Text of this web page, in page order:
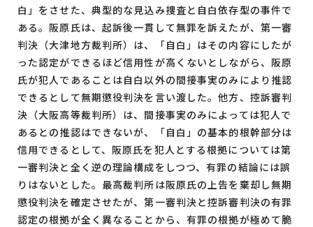
白」をさせた、典型的な見込み捜査と自白依存型の事件で
ある。阪原氏は、起訴後一貫して無罪を訴えたが、第一審
判決（大津地方裁判所）は、「自白」はその内容にしたが
った認定ができるほど信用性が高くないとしながら、阪原
氏が犯人であることは自白以外の間接事実のみにより推認
できるとして無期懲役判決を言い渡した。他方、控訴審判
決（大阪高等裁判所）は、間接事実のみによっては犯人で
あるとの推認はできないが、「自白」の基本的根幹部分は
信用できるとして、阪原氏を犯人とする根拠については第
一審判決と全く逆の理論構成をしつつ、有罪の結論には誤
りはないとした。最高裁判所は阪原氏の上告を棄却し無期
懲役判決を確定させたが、第一審判決と控訴審判決の有罪
認定の根拠が全く異なることから、有罪の根拠が極めて脆